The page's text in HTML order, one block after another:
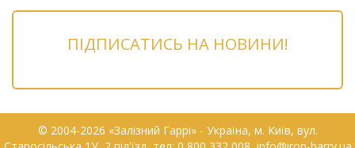
ПІДПИСАТИСЬ НА НОВИНИ!
© 2004-2026 «Залізний Гаррі» - Українa, м. Київ, вул.